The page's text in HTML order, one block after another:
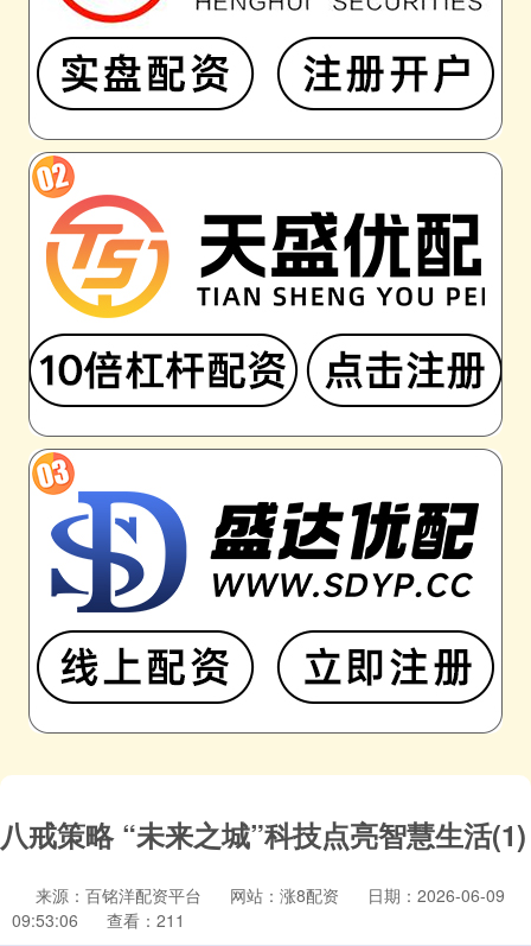
八戒策略 “未来之城”科技点亮智慧生活(1)
来源：百铭洋配资平台 网站：涨8配资
日期：2026-06-09
09:53:06
查看：211